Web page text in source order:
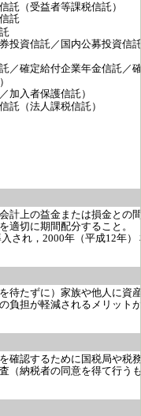
（受益者等課税信託）
託
投資信託／国内公募投資信
／確定給付企業年金信託／
入者保護信託）
託（法人課税信託）
計上の益金または損金との
適切に期間配分すること。
され，2000年（平成12年）
待たずに）家族や他人に資
負担が軽減されるメリット
確認するために国税局や税
（納税者の同意を得て行う